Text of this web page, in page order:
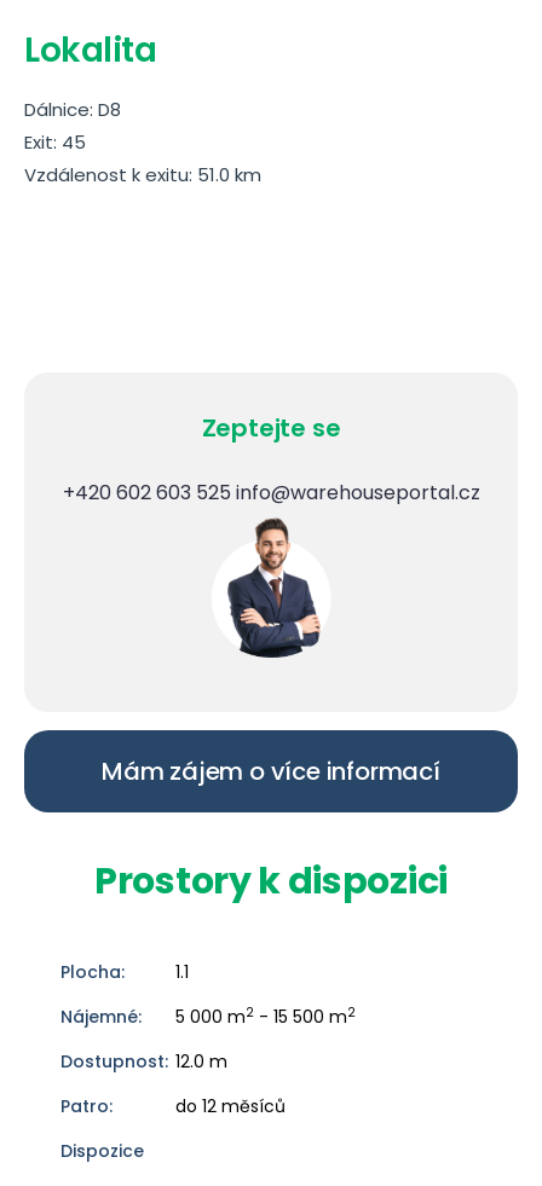
Lokalita
Dálnice: D8
Exit: 45
Vzdálenost k exitu: 51.0 km
Zeptejte se
+420 602 603 525 info@warehouseportal.cz
Mám zájem o více informací
Prostory k dispozici
1.1
5 000 m2 - 15 500 m2
12.0 m
do 12 měsíců